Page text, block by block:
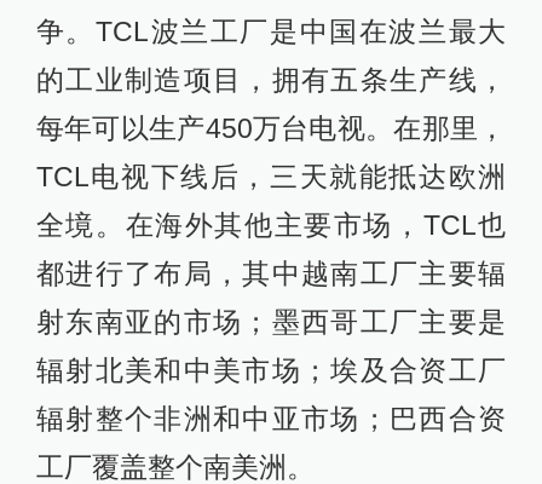
争。TCL波兰工厂是中国在波兰最大
的工业制造项目，拥有五条生产线，
每年可以生产450万台电视。在那里，
TCL电视下线后，三天就能抵达欧洲
全境。在海外其他主要市场，TCL也
都进行了布局，其中越南工厂主要辐
射东南亚的市场；墨西哥工厂主要是
辐射北美和中美市场；埃及合资工厂
辐射整个非洲和中亚市场；巴西合资
工厂覆盖整个南美洲。